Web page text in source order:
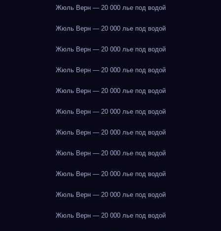
Жюль Верн — 20 000 лье под водой
Жюль Верн — 20 000 лье под водой
Жюль Верн — 20 000 лье под водой
Жюль Верн — 20 000 лье под водой
Жюль Верн — 20 000 лье под водой
Жюль Верн — 20 000 лье под водой
Жюль Верн — 20 000 лье под водой
Жюль Верн — 20 000 лье под водой
Жюль Верн — 20 000 лье под водой
Жюль Верн — 20 000 лье под водой
Жюль Верн — 20 000 лье под водой